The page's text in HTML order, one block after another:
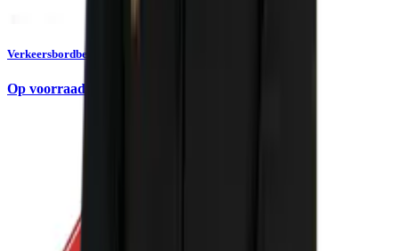
Verkeersbordbeugel set | 2 stuks
Op voorraad